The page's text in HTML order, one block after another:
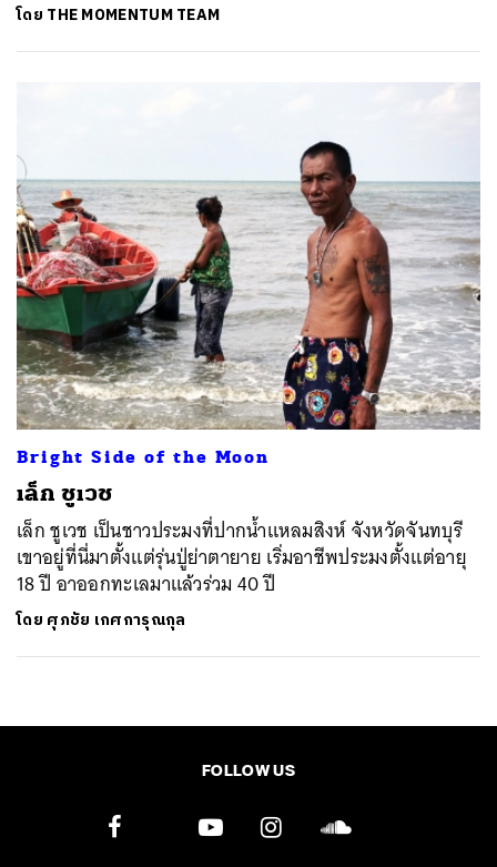
โดย THE MOMENTUM TEAM
Bright Side of the Moon
เล็ก ชูเวช
เล็ก ชูเวช เป็นชาวประมงที่ปากน้ำแหลมสิงห์ จังหวัดจันทบุรี
เขาอยู่ที่นี่มาตั้งแต่รุ่นปู่ย่าตายาย เริ่มอาชีพประมงตั้งแต่อายุ
18 ปี อาออกทะเลมาแล้วร่วม 40 ปี
โดย ศุภชัย เกศการุณกุล
FOLLOW US